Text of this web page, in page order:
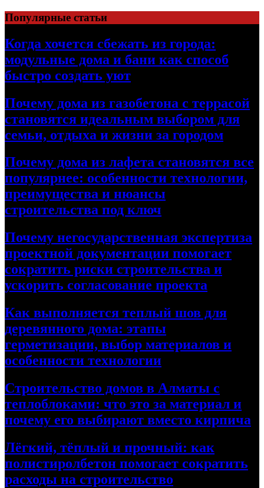
Перейти
к
содержимому
Популярные статьи
Когда хочется сбежать из города:
модульные дома и бани как способ
быстро создать уют
Почему дома из газобетона с террасой
становятся идеальным выбором для
семьи, отдыха и жизни за городом
Почему дома из лафета становятся все
популярнее: особенности технологии,
преимущества и нюансы
строительства под ключ
Почему негосударственная экспертиза
проектной документации помогает
сократить риски строительства и
ускорить согласование проекта
Как выполняется теплый шов для
деревянного дома: этапы
герметизации, выбор материалов и
особенности технологии
Строительство домов в Алматы с
теплоблоками: что это за материал и
почему его выбирают вместо кирпича
Лёгкий, тёплый и прочный: как
полистиролбетон помогает сократить
расходы на строительство